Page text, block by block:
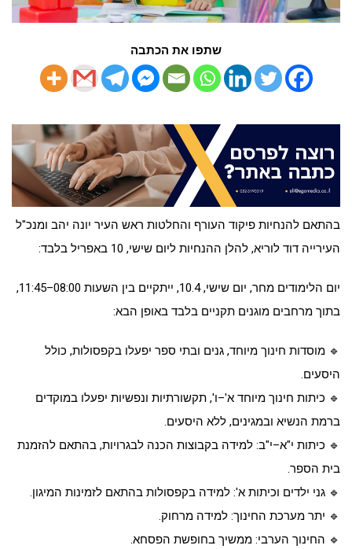
שתפו את הכתבה
בהתאם להנחיות פיקוד העורף והחלטות ראש העיר יונה יהב ומנכ"ל
העירייה דוד לוריא, להלן ההנחיות ליום שישי, 10 באפריל בלבד:
יום הלימודים מחר, יום שישי, 10.4, ייתקיים בין השעות 08:00–11:45,
בתוך מרחבים מוגנים תקניים בלבד באופן הבא:
🔹 מוסדות חינוך מיוחד, גנים ובתי ספר יפעלו בקפסולות, כולל
היסעים.
🔹 כיתות חינוך מיוחד א'–ו', תקשורתיות ונפשיות יפעלו במוקדים
ברמת הנשיא ובמגינים, ללא היסעים.
🔹 כיתות י"א–י"ב: למידה בקבוצות הכנה לבגרויות, בהתאם להזמנת
בית הספר.
🔹 גני ילדים וכיתות א': למידה בקפסולות בהתאם לזמינות המיגון.
🔹 יתר מערכת החינוך: למידה מרחוק.
🔹️ החינוך הערבי: ממשיך בחופשת הפסחא.